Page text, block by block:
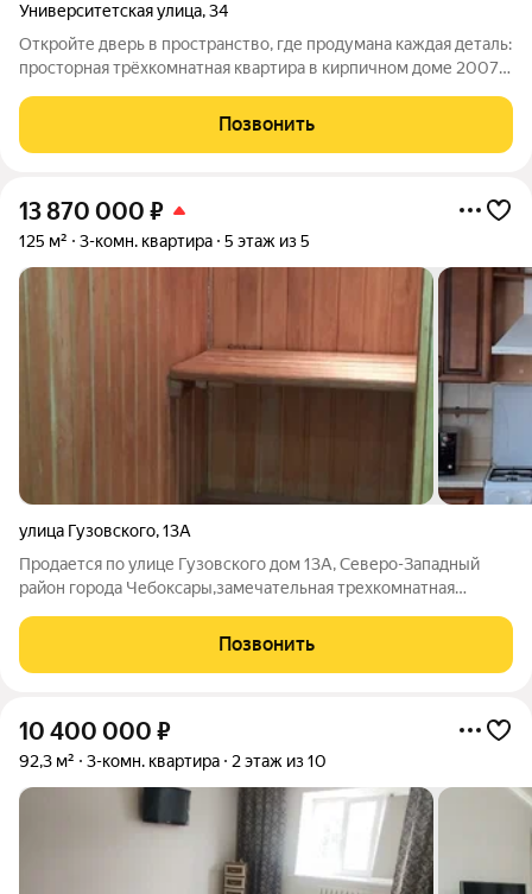
Университетская улица,34
Откройте дверь в пространство, где продумана каждая деталь:
просторная трёхкомнатная квартира в кирпичном доме 2007
(СевероЗападный район). Из окон 13го этажа (из 14)
открывается завораживающая панорама:
Позвонить
13 870 000 ₽
125 м² 3-комн. квартира 5 этаж из 5
улица Гузовского,13А
Продается по улице Гузовского дом 13А, Северо-Западный
район города Чебоксары,замечательная трехкомнатная
125 кв м, высота потолков 3,1 м. Остается мебель и техника.
Просторный холл. Санузел
Позвонить
10 400 000 ₽
92,3 м² 3-комн. квартира 2 этаж из 10